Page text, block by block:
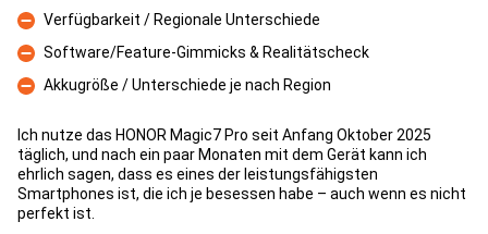
Contre
Verfügbarkeit / Regionale Unterschiede
Contre
Software/Feature-Gimmicks & Realitätscheck
Contre
Akkugröße / Unterschiede je nach Region
Ich nutze das HONOR Magic7 Pro seit Anfang Oktober 2025
täglich, und nach ein paar Monaten mit dem Gerät kann ich
ehrlich sagen, dass es eines der leistungsfähigsten
Smartphones ist, die ich je besessen habe – auch wenn es nicht
perfekt ist.